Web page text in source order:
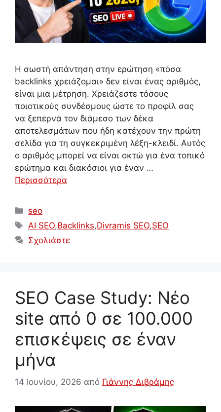
Η σωστή απάντηση στην ερώτηση «πόσα
backlinks χρειάζομαι» δεν είναι ένας αριθμός,
είναι μια μέτρηση. Χρειάζεστε τόσους
ποιοτικούς συνδέσμους ώστε το προφίλ σας
να ξεπερνά τον διάμεσο των δέκα
αποτελεσμάτων που ήδη κατέχουν την πρώτη
σελίδα για τη συγκεκριμένη λέξη-κλειδί. Αυτός
ο αριθμός μπορεί να είναι οκτώ για ένα τοπικό
ερώτημα και διακόσιοι για έναν …
Περισσότερα
Κατηγορίες
seo
Ετικέτες
AI SEO,Backlinks,Divramis SEO,SEO
Σχολιάστε
SEO Case Study: Νέο
site από 0 σε 100.000
επισκέψεις σε έναν
μήνα
14 Ιουνίου, 2026 από Γιάννης Διβράμης